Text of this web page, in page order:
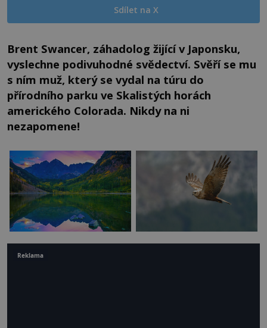
Sdílet na X
Brent Swancer, záhadolog žijící v Japonsku,
vyslechne podivuhodné svědectví. Svěří se mu
s ním muž, který se vydal na túru do
přírodního parku ve Skalistých horách
amerického Colorada. Nikdy na ni
nezapomene!
Reklama